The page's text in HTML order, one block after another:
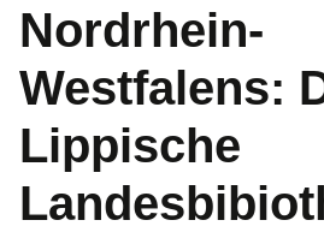
Nordrhein-
Westfalens:
Lippische